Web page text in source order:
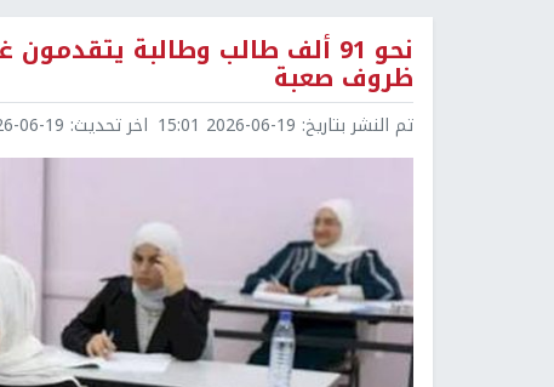
نحو 91 ألف طالب وطالبة
ظروف صعبة
تم النشر بتاريخ: 2026-06-19 15:01 اخر تحديث: 19 15:50